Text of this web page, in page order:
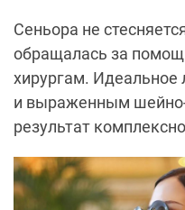
Сеньора не
обращалась за
хирургам. Идеальное
и выраженным
результат